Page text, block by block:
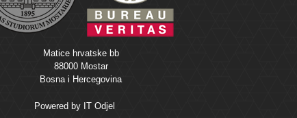
Matice hrvatske bb
88000 Mostar
Bosna i Hercegovina
Powered by IT Odjel